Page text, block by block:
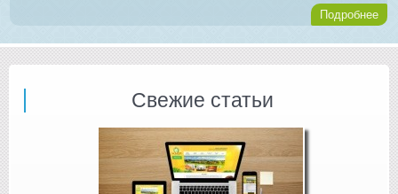
Подробнее
Свежие статьи